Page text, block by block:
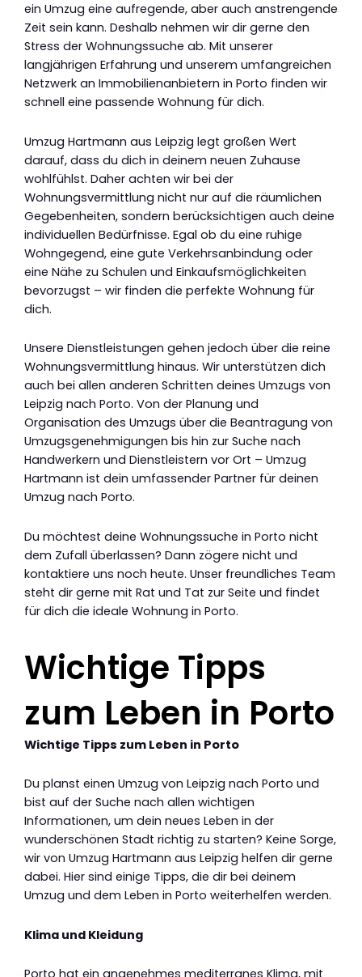
ein Umzug eine aufregende, aber auch anstrengende
Zeit sein kann. Deshalb nehmen wir dir gerne den
Stress der Wohnungssuche ab. Mit unserer
langjährigen Erfahrung und unserem umfangreichen
Netzwerk an Immobilienanbietern in Porto finden wir
schnell eine passende Wohnung für dich.
Umzug Hartmann aus Leipzig legt großen Wert
darauf, dass du dich in deinem neuen Zuhause
wohlfühlst. Daher achten wir bei der
Wohnungsvermittlung nicht nur auf die räumlichen
Gegebenheiten, sondern berücksichtigen auch deine
individuellen Bedürfnisse. Egal ob du eine ruhige
Wohngegend, eine gute Verkehrsanbindung oder
eine Nähe zu Schulen und Einkaufsmöglichkeiten
bevorzugst – wir finden die perfekte Wohnung für
dich.
Unsere Dienstleistungen gehen jedoch über die reine
Wohnungsvermittlung hinaus. Wir unterstützen dich
auch bei allen anderen Schritten deines Umzugs von
Leipzig nach Porto. Von der Planung und
Organisation des Umzugs über die Beantragung von
Umzugsgenehmigungen bis hin zur Suche nach
Handwerkern und Dienstleistern vor Ort – Umzug
Hartmann ist dein umfassender Partner für deinen
Umzug nach Porto.
Du möchtest deine Wohnungssuche in Porto nicht
dem Zufall überlassen? Dann zögere nicht und
kontaktiere uns noch heute. Unser freundliches Team
steht dir gerne mit Rat und Tat zur Seite und findet
für dich die ideale Wohnung in Porto.
Wichtige Tipps
zum Leben in Porto
Wichtige Tipps zum Leben in Porto
Du planst einen Umzug von Leipzig nach Porto und
bist auf der Suche nach allen wichtigen
Informationen, um dein neues Leben in der
wunderschönen Stadt richtig zu starten? Keine Sorge,
wir von Umzug Hartmann aus Leipzig helfen dir gerne
dabei. Hier sind einige Tipps, die dir bei deinem
Umzug und dem Leben in Porto weiterhelfen werden.
Klima und Kleidung